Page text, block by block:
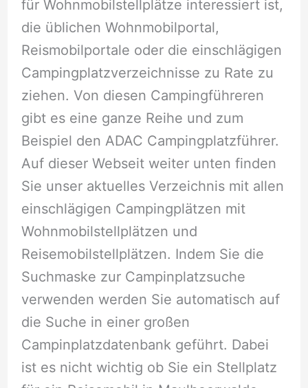
für Wohnmobilstellplätze interessiert ist,
die üblichen Wohnmobilportal,
Reismobilportale oder die einschlägigen
Campingplatzverzeichnisse zu Rate zu
ziehen. Von diesen Campingführeren
gibt es eine ganze Reihe und zum
Beispiel den ADAC Campingplatzführer.
Auf dieser Webseit weiter unten finden
Sie unser aktuelles Verzeichnis mit allen
einschlägigen Campingplätzen mit
Wohnmobilstellplätzen und
Reisemobilstellplätzen. Indem Sie die
Suchmaske zur Campinplatzsuche
verwenden werden Sie automatisch auf
die Suche in einer großen
Campinplatzdatenbank geführt. Dabei
ist es nicht wichtig ob Sie ein Stellplatz